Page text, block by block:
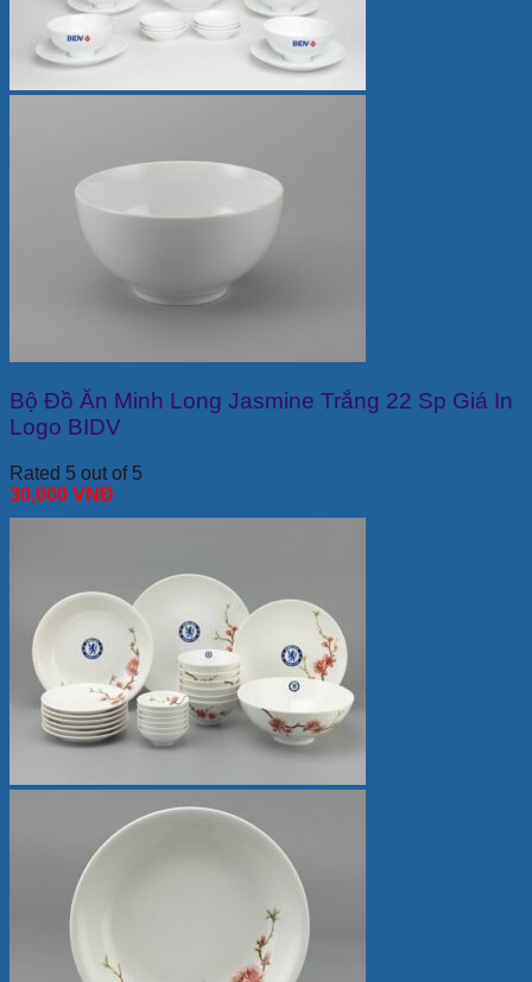
Bộ Đồ Ăn Minh Long Jasmine Trắng 22 Sp Giá In
Logo BIDV
Rated 5 out of 5
30,000 VNĐ